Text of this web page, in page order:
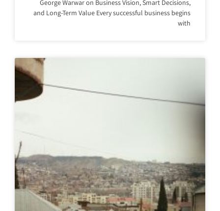
George Warwar on Business Vision, Smart Decisions,
and Long-Term Value Every successful business begins
with